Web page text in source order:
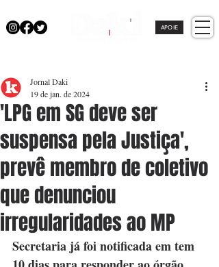
APOIE
'LPG em SG deve ser
suspensa pela Justiça',
prevê membro de coletivo
que denunciou
irregularidades ao MP
Jornal Daki
19 de jan. de 2024
Secretaria já foi notificada em tem